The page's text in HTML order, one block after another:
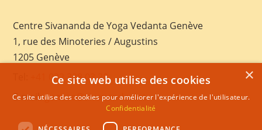
Centre Sivananda de Yoga Vedanta Genève
1, rue des Minoteries / Augustins
1205 Genève
+41 022 328 03 28
E-mail:geneva@sivananda.net
×
Ce site web utilise des cookies
Ce site utilise des cookies pour améliorer l'expérience de l'utilisateur.
Confidentialité